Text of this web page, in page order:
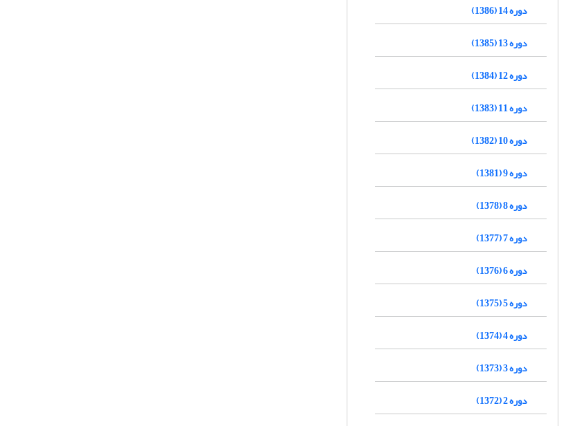
دوره 14 (1386)
دوره 13 (1385)
دوره 12 (1384)
دوره 11 (1383)
دوره 10 (1382)
دوره 9 (1381)
دوره 8 (1378)
دوره 7 (1377)
دوره 6 (1376)
دوره 5 (1375)
دوره 4 (1374)
دوره 3 (1373)
دوره 2 (1372)